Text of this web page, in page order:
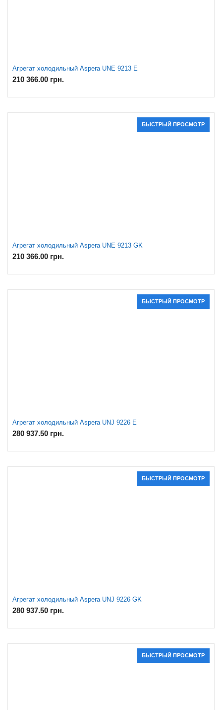
Агрегат холодильный Aspera UNE 9213 E
210 366.00 грн.
БЫСТРЫЙ ПРОСМОТР
Агрегат холодильный Aspera UNE 9213 GK
210 366.00 грн.
БЫСТРЫЙ ПРОСМОТР
Агрегат холодильный Aspera UNJ 9226 E
280 937.50 грн.
БЫСТРЫЙ ПРОСМОТР
Агрегат холодильный Aspera UNJ 9226 GK
280 937.50 грн.
БЫСТРЫЙ ПРОСМОТР